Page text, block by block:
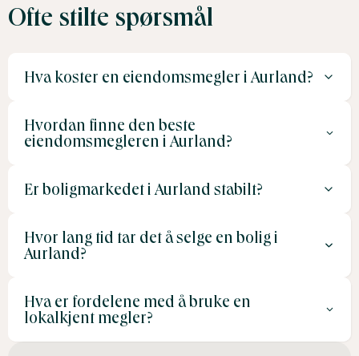
Ofte stilte spørsmål
Hva koster en eiendomsmegler i Aurland?
En eiendomsmegler i Aurland tar ofte mellom 1 og 3,5 %
av salgssummen i provisjon, avhengig av avtalen. I tillegg
Hvordan finne den beste
eiendomsmegleren i Aurland?
Sammenlign tilbud fra flere meglere, og vurder deres
Er boligmarkedet i Aurland stabilt?
Ja, boligmarkedet i Aurland er relativt stabilt, med en
økende interesse for fritidsboliger og småbruk på grunn
Hvor lang tid tar det å selge en bolig i
Aurland?
Salgstiden varierer avhengig av sesong, prisnivå og
etterspørsel. Boliger med attraktiv beliggenhet selges
Hva er fordelene med å bruke en
lokalkjent megler?